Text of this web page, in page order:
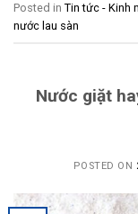
Posted in Tin tức - Kinh
nước lau sàn
Nước giặt
POSTED ON